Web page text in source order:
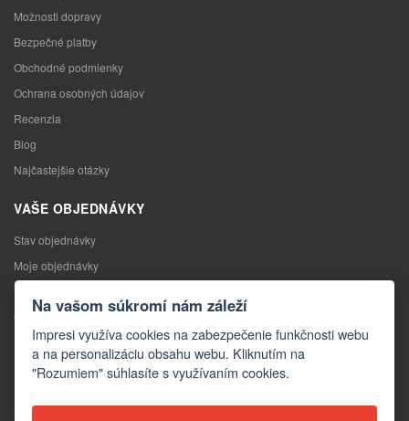
Možnosti dopravy
Bezpečné platby
Obchodné podmienky
Ochrana osobných údajov
Recenzia
Blog
Najčastejšie otázky
VAŠE OBJEDNÁVKY
Stav objednávky
Moje objednávky
Výmena tovaru
Odstúpenie od kúpnej zmluvy
Reklamácia
KONTAKTY
Kontakty
Na vašom súkromí nám záleží
Impresi využíva cookies na zabezpečenie funkčnosti webu
a na personalizáciu obsahu webu. Kliknutím na
"Rozumiem" súhlasíte s využívaním cookies.